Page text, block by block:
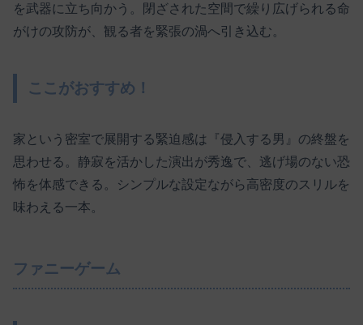
を武器に立ち向かう。閉ざされた空間で繰り広げられる命
がけの攻防が、観る者を緊張の渦へ引き込む。
ここがおすすめ！
家という密室で展開する緊迫感は『侵入する男』の終盤を
思わせる。静寂を活かした演出が秀逸で、逃げ場のない恐
怖を体感できる。シンプルな設定ながら高密度のスリルを
味わえる一本。
ファニーゲーム